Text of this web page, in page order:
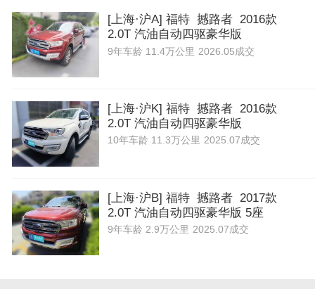
[上海·沪A] 福特 撼路者 2016款
2.0T 汽油自动四驱豪华版
9年车龄 11.4万公里 2026.05成交
[上海·沪K] 福特 撼路者 2016款
2.0T 汽油自动四驱豪华版
10年车龄 11.3万公里 2025.07成交
[上海·沪B] 福特 撼路者 2017款
2.0T 汽油自动四驱豪华版 5座
9年车龄 2.9万公里 2025.07成交